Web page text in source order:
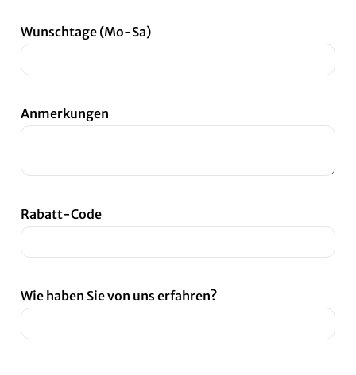
Wunschtage (Mo-Sa)
Anmerkungen
Rabatt-Code
Wie haben Sie von uns erfahren?